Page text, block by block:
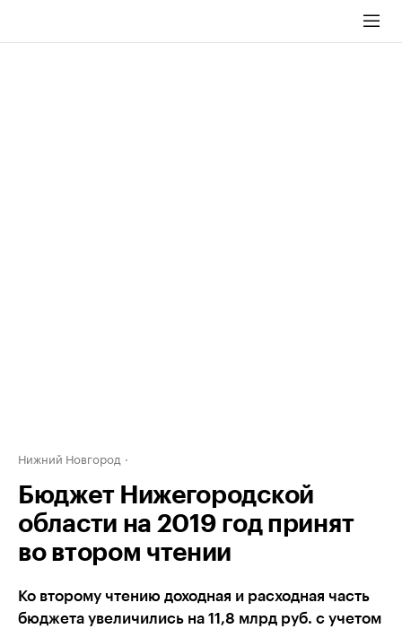
Нижний Новгород
Бюджет Нижегородской
области на 2019 год принят
во втором чтении
Ко второму чтению доходная и расходная часть
бюджета увеличились на 11,8 млрд руб. c учетом